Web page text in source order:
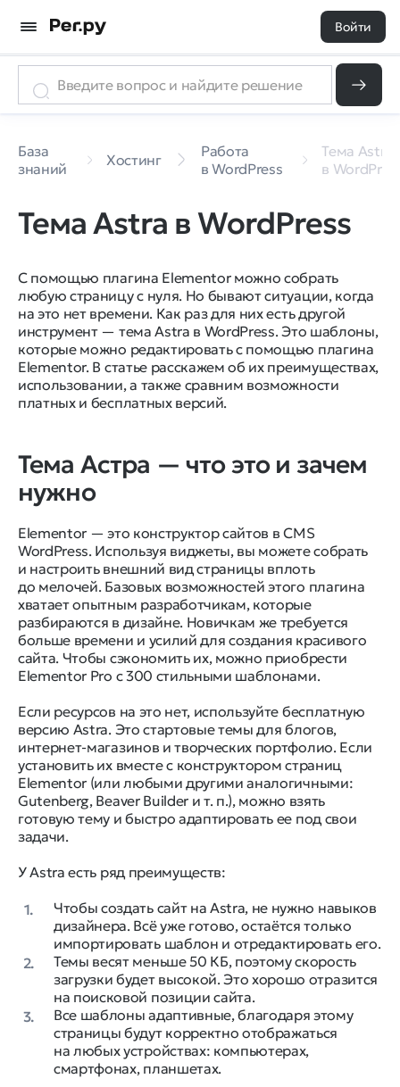
Войти
База
знаний
Хостинг
Работа
в WordPress
Тема Astra
в
Тема Astra в WordPress
С помощью плагина Elementor можно собрать
любую страницу с нуля. Но бывают ситуации, когда
на это нет времени. Как раз для них есть другой
инструмент — тема Astra в WordPress. Это шаблоны,
которые можно редактировать с помощью плагина
Elementor. В статье расскажем об их преимуществах,
использовании, а также сравним возможности
платных и бесплатных версий.
Тема Астра — что это и зачем
нужно
Elementor — это конструктор сайтов в CMS
WordPress. Используя виджеты, вы можете собрать
и настроить внешний вид страницы вплоть
до мелочей. Базовых возможностей этого плагина
хватает опытным разработчикам, которые
разбираются в дизайне. Новичкам же требуется
больше времени и усилий для создания красивого
сайта. Чтобы сэкономить их, можно приобрести
Elementor Pro с 300 стильными шаблонами.
Если ресурсов на это нет, используйте бесплатную
версию Astra. Это стартовые темы для блогов,
интернет-магазинов и творческих портфолио. Если
установить их вместе с конструктором страниц
Elementor (или любыми другими аналогичными:
Gutenberg, Beaver Builder и т. п.), можно взять
готовую тему и быстро адаптировать ее под свои
задачи.
У Astra есть ряд преимуществ:
1.
Чтобы создать сайт на Astra, не нужно навыков
дизайнера. Всё уже готово, остаётся только
импортировать шаблон и отредактировать его.
2.
Темы весят меньше 50 КБ, поэтому скорость
загрузки будет высокой. Это хорошо отразится
на поисковой позиции сайта.
3.
Все шаблоны адаптивные, благодаря этому
страницы будут корректно отображаться
на любых устройствах: компьютерах,
смартфонах, планшетах.